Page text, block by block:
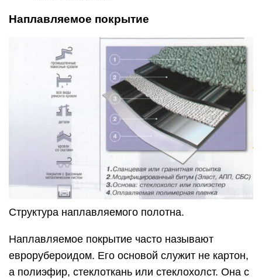
Наплавляемое покрытие
Структура наплавляемого полотна.
Наплавляемое покрытие часто называют
еврорубероидом. Его основой служит не картон,
а полиэфир, стеклоткань или стеклохолст. Она с